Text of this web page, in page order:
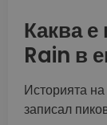
Каква
Rain в
Историята
записал